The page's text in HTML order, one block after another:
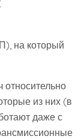
на который
из них (в
даже с